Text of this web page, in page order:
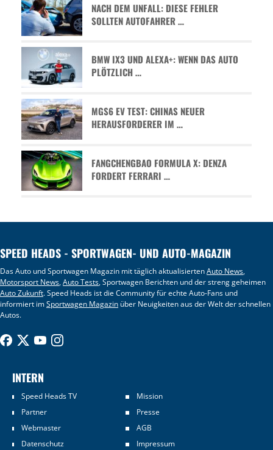
NACH DEM UNFALL: DIESE FEHLER
SOLLTEN AUTOFAHRER …
BMW IX3 UND ALEXA+: WENN DAS AUTO
PLÖTZLICH …
MGS6 EV TEST: CHINAS NEUER
HERAUSFORDERER IM …
FANGCHENGBAO FORMULA X: DENZA
FORDERT FERRARI …
SPEED HEADS - SPORTWAGEN- UND AUTO-MAGAZIN
Das Auto und Sportwagen Magazin mit täglich aktualisiertenAuto News,
Motorsport News,Auto Tests, Sportwagen Berichten und der streng geheimen
Auto Zukunft. Speed Heads ist die Community für echte Auto-Fans und
informiert imSportwagen Magazin über Neuigkeiten aus der Welt der schnellen
Autos.
INTERN
Speed Heads TV
Mission
Partner
Presse
Webmaster
AGB
Datenschutz
Impressum